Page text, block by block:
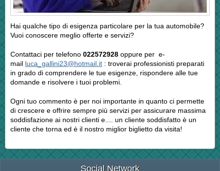
Hai qualche tipo di esigenza particolare per la tua automobile?
Vuoi conoscere meglio offerte e servizi?
Contattaci per telefono 022572928 oppure per e-
mail luca_gallini23@hotmail.it : troverai professionisti preparati
in grado di comprendere le tue esigenze, rispondere alle tue
domande e risolvere i tuoi problemi.
Ogni tuo commento è per noi importante in quanto ci permette
di crescere e offrire sempre più servizi per assicurare massima
soddisfazione ai nostri clienti e.... un cliente soddisfatto è un
cliente che torna ed è il nostro miglior biglietto da visita!
Social Network